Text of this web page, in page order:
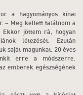
a hagyományos kínai
– Meg kellett találnom a
Ekkor jöttem rá, hogyan
létezését. Ezután
saját magunkat. 20 éves
erre a módszerre.
emberek egészségének